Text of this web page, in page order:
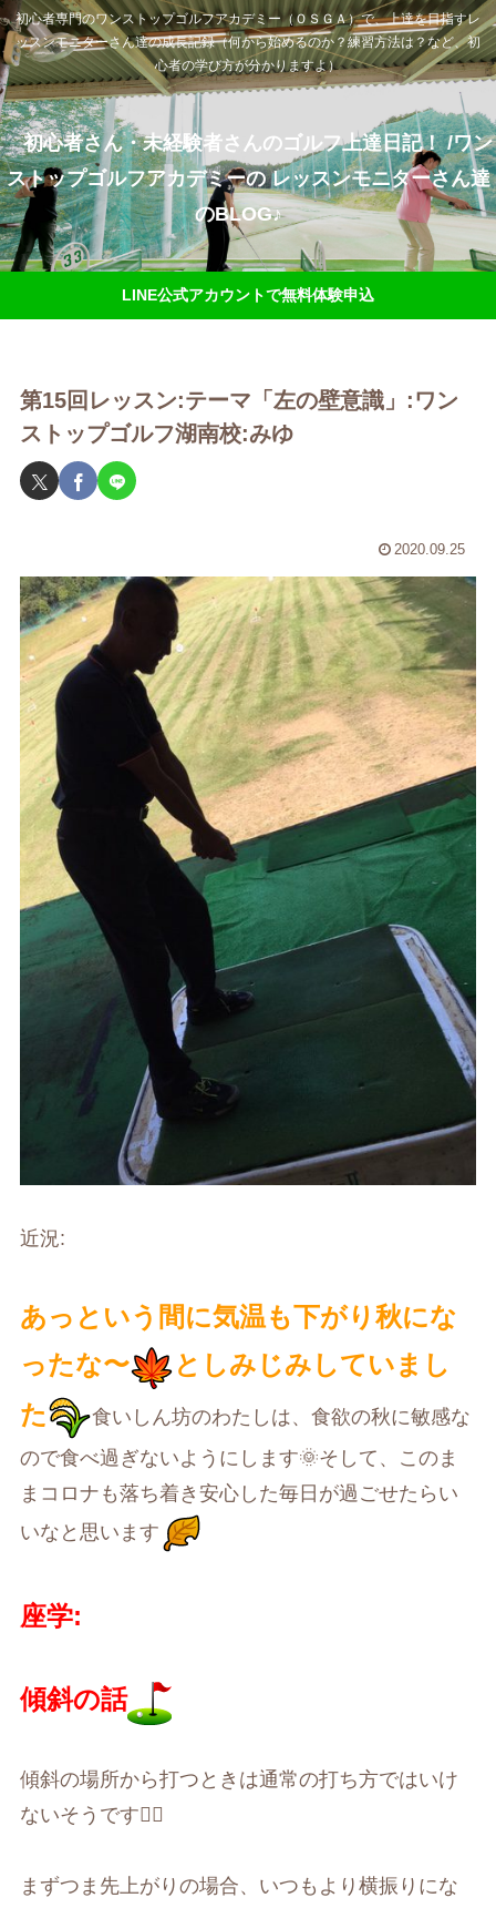
初心者専門のワンストップゴルフアカデミー（ＯＳＧＡ）で、上達を目指すレ
ッスンモニターさん達の成長記録（何から始めるのか？練習方法は？など、初
心者の学び方が分かりますよ）
初心者さん・未経験者さんのゴルフ上達日記！ /ワン
ストップゴルフアカデミーの レッスンモニターさん達
のBLOG♪
LINE公式アカウントで無料体験申込
第15回レッスン:テーマ「左の壁意識」:ワン
ストップゴルフ湖南校:みゆ
2020.09.25
近況:
あっという間に気温も下がり秋にな
ったな〜
としみじみしていまし
た
食いしん坊のわたしは、食欲の秋に敏感な
ので食べ過ぎないようにします🌞そして、このま
まコロナも落ち着き安心した毎日が過ごせたらい
いなと思います
座学:
傾斜の話
傾斜の場所から打つときは通常の打ち方ではいけ
ないそうです🏌️‍♀️
まずつま先上がりの場合、いつもより横振りにな